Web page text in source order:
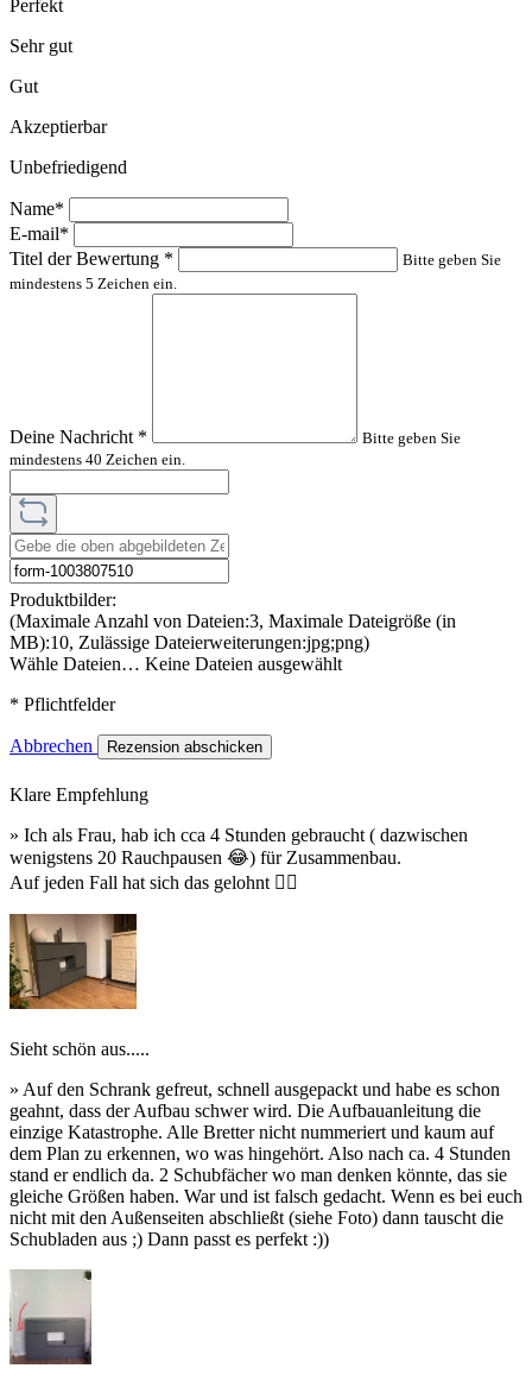
Perfekt
Sehr gut
Gut
Akzeptierbar
Unbefriedigend
Name*
E-mail*
Titel der Bewertung *
Bitte geben Sie
mindestens 5 Zeichen ein.
Deine Nachricht *
Bitte geben Sie
mindestens 40 Zeichen ein.
Produktbilder:
(Maximale Anzahl von Dateien:3, Maximale Dateigröße (in
MB):10, Zulässige Dateierweiterungen:jpg;png)
Wähle Dateien… Keine Dateien ausgewählt
* Pflichtfelder
Abbrechen Rezension abschicken
Klare Empfehlung
» Ich als Frau, hab ich cca 4 Stunden gebraucht ( dazwischen
wenigstens 20 Rauchpausen 😂) für Zusammenbau.
Auf jeden Fall hat sich das gelohnt 👍🏻
Sieht schön aus.....
» Auf den Schrank gefreut, schnell ausgepackt und habe es schon
geahnt, dass der Aufbau schwer wird. Die Aufbauanleitung die
einzige Katastrophe. Alle Bretter nicht nummeriert und kaum auf
dem Plan zu erkennen, wo was hingehört. Also nach ca. 4 Stunden
stand er endlich da. 2 Schubfächer wo man denken könnte, das sie
gleiche Größen haben. War und ist falsch gedacht. Wenn es bei euch
nicht mit den Außenseiten abschließt (siehe Foto) dann tauscht die
Schubladen aus ;) Dann passt es perfekt :))